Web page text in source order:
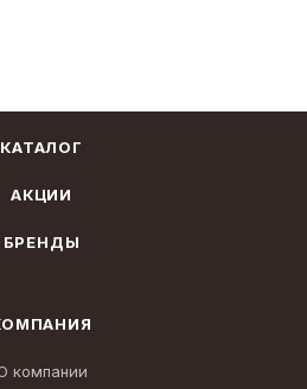
КАТАЛОГ
АКЦИИ
БРЕНДЫ
компании